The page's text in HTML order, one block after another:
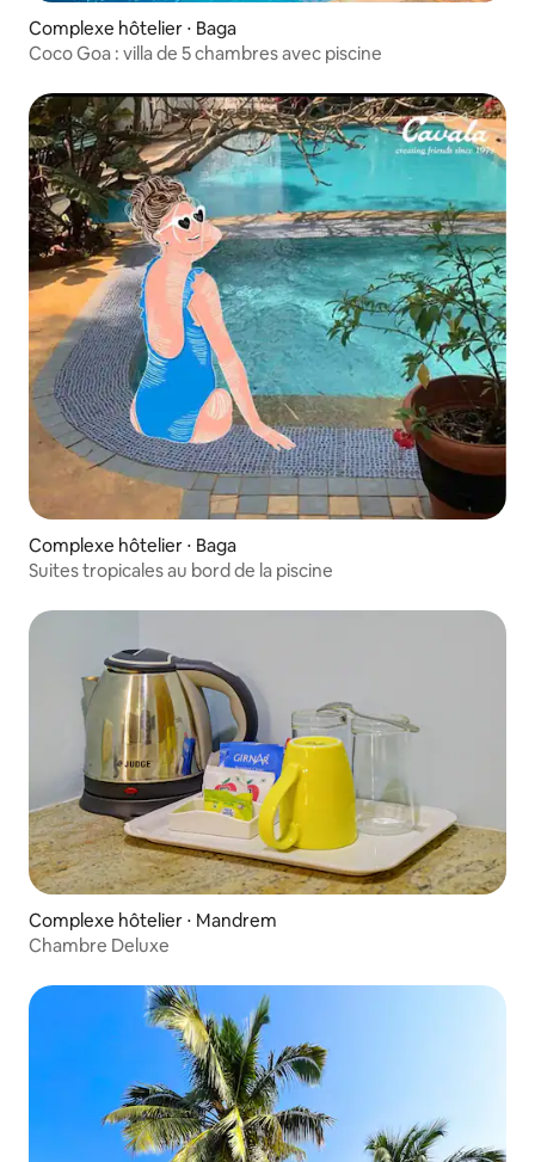
Complexe hôtelier ⋅ Baga
Coco Goa : villa de 5 chambres avec piscine
Complexe hôtelier ⋅ Baga
Suites tropicales au bord de la piscine
Complexe hôtelier ⋅ Mandrem
Chambre Deluxe